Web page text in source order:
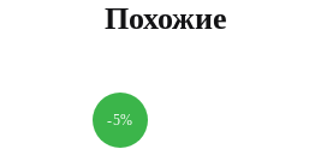
Похожие
-5%